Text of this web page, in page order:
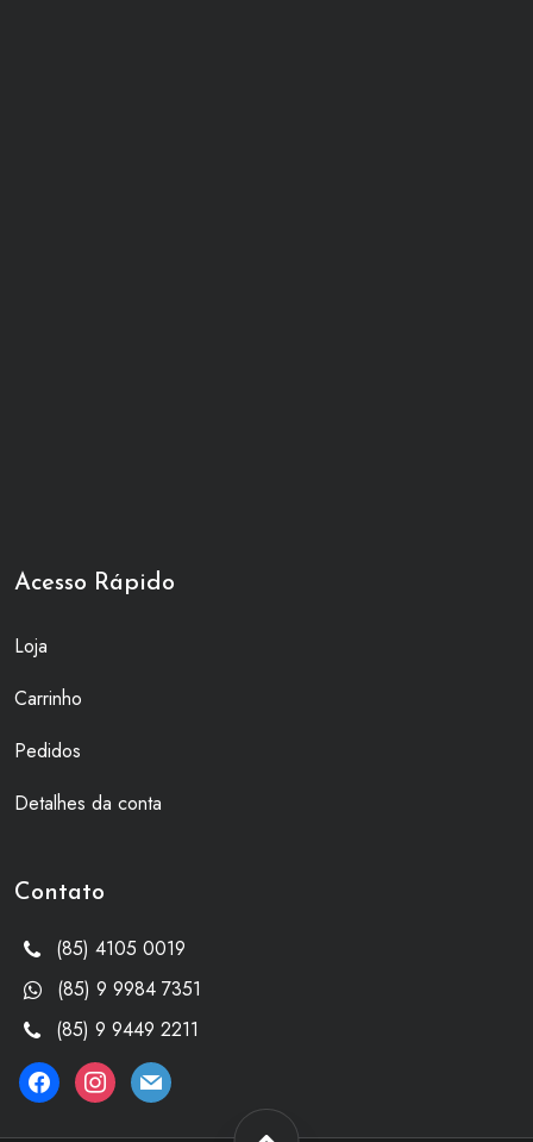
Acesso Rápido
Loja
Carrinho
Pedidos
Detalhes da conta
Contato
(85) 4105 0019
(85) 9 9984 7351
(85) 9 9449 2211
facebookinstagram
mail